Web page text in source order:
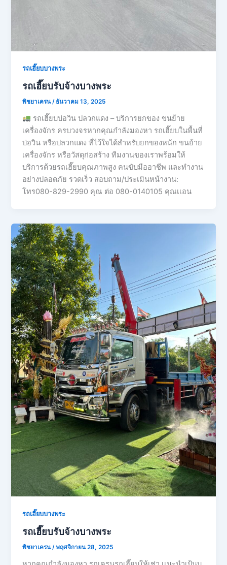
รถเฮี๊ยบบางพระ
รถเฮี๊ยบรับจ้างบางพระ
พิชยาเครน/ ธันวาคม 13, 2025
รถเฮี๊ยบบ่อวิน ปลวกแดง – บริการยกของ ขนย้าย
เครื่องจักร ครบวงจรหากคุณกำลังมองหา รถเฮี๊ยบในพื้นที่
บ่อวิน หรือปลวกแดง ที่ไว้ใจได้สำหรับยกของหนัก ขนย้าย
เครื่องจักร หรือวัสดุก่อสร้าง ทีมงานของเราพร้อมให้
บริการด้วยรถเฮี๊ยบคุณภาพสูง คนขับมืออาชีพ และทำงาน
อย่างปลอดภัย รวดเร็ว สอบถาม/ประเมินหน้างาน:
โทร080-829-2990 คุณ ต่อ 080-0140105 คุณเเอน
รถเฮี๊ยบบางพระ
รถเฮี๊ยบรับจ้างบางพระ
พิชยาเครน/พฤศจิกายน 28, 2025